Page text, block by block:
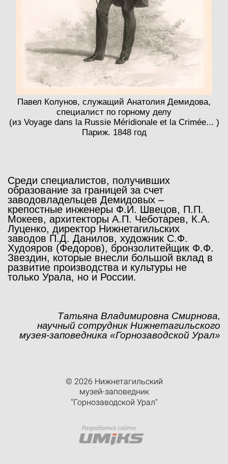
Павел Колунов, служащий Анатолия Демидова,
специалист по горному делу
(из Voyage dans la Russie Méridionale et la Crimée... )
Париж. 1848 год
Среди специалистов, получивших
образование за границей за счет
заводовладельцев Демидовых –
крепостные инженеры Ф.И. Швецов, П.П.
Мокеев, архитекторы А.П. Чеботарев, К.А.
Луценко, директор Нижнетагильских
заводов П.Д. Данилов, художник С.Ф.
Худояров (Федоров), бронзолитейщик Ф.Ф.
Звездин, которые внесли большой вклад в
развитие производства и культуры не
только Урала, но и России.
Татьяна Владимировна Смирнова,
научный сотрудник Нижнетагильского
музея-заповедника «Горнозаводской Урал»
© 2026 Нижнетагильский
музей-заповедник
"Горнозаводской Урал"